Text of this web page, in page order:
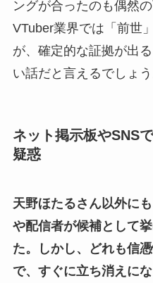
ングが合ったのも偶然
VTuber業界では「前世
が、確定的な証拠が出
い話だと言えるでしょう
ネット掲示板やSNS
疑惑
天野ほたるさん以外に
や配信者が候補として
た。しかし、どれも信
で、すぐに立ち消えにな